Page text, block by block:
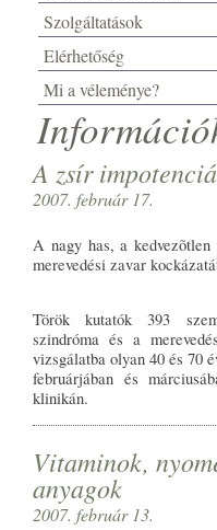
Szolgáltatások
Elérhetőség
Mi a véleménye?
A zsír
2007. február 17.
A nagy has, a
merevedési zavar
Török kutatók 393
szindróma és a
vizsgálatba olyan 40 és 70
februárjában és
klinikán.
Vitaminok,
anyagok
2007. február 13.